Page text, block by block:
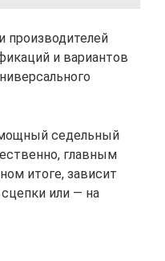
производителей
и вариантов
седельный
главным
итоге, зависит
или — на